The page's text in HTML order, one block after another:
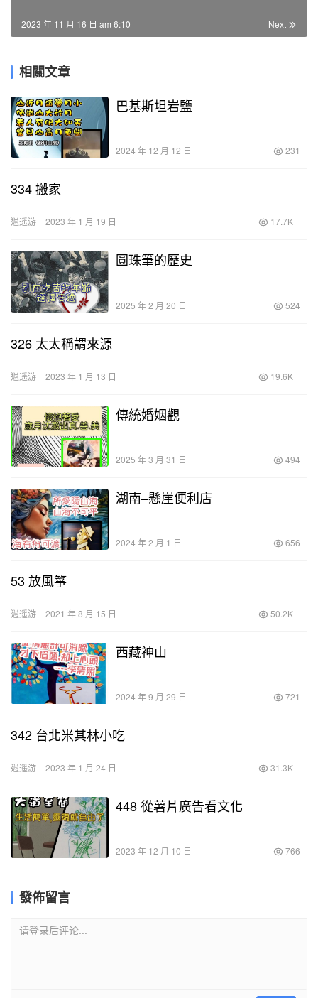
Next
2023 年 11 月 16 日 am 6:10
相關文章
巴基斯坦岩鹽
2024 年 12 月 12 日 231
334 搬家
逍遥游 2023 年 1 月 19 日 17.7K
圓珠筆的歷史
2025 年 2 月 20 日 524
326 太太稱謂來源
逍遥游 2023 年 1 月 13 日 19.6K
傳統婚姻觀
2025 年 3 月 31 日 494
湖南–懸崖便利店
2024 年 2 月 1 日 656
53 放風箏
逍遥游 2021 年 8 月 15 日 50.2K
西藏神山
2024 年 9 月 29 日 721
342 台北米其林小吃
逍遥游 2023 年 1 月 24 日 31.3K
448 從薯片廣告看文化
2023 年 12 月 10 日 766
發佈留言
请登录后评论...